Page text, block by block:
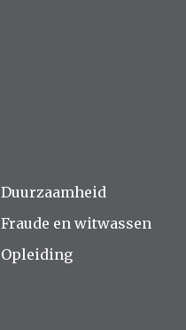
Duurzaamheid
Fraude en witwassen
Opleiding